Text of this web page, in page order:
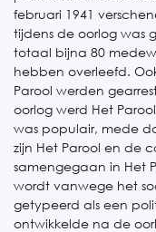
februari 1941
tijdens de oorlog was
totaal bijna 80
hebben overleefd.
Parool werden
oorlog werd Het
was populair, mede
zijn Het Parool en de
samengegaan in Het
wordt vanwege het
getypeerd als een
ontwikkelde na de